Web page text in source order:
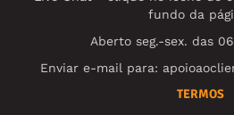
fundo da
Aberto seg.-sex. das
Enviar e-mail para:
TERMOS